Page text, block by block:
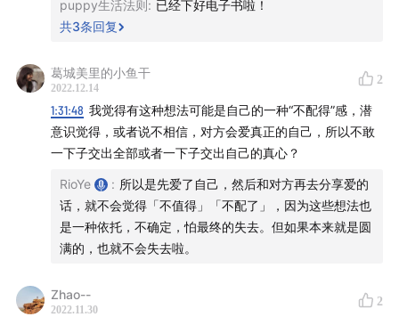
小病初愈的 Cen
07:12 对「贪婪的多巴胺」的初印象
作者介绍：丹尼尔·利伯曼「Daniel Z. Lieberman」
和 迈克 尔·E.朗「Michael E.Long」
【多巴胺是什么？】
多巴胺的迷思：多巴胺 = 快乐分子？
13:52 【老鼠和食物丸的实验：多巴胺的奖赏回路】
puppy生活法则: 已经下好电子书啦！
共3条回复
葛城美里的小鱼干
2022.12.14
2
1:31:48 我觉得有这种想法可能是自己的一种“不配得”感，潜
意识觉得，或者说不相信，对方会爱真正的自己，所以不敢
一下子交出全部或者一下子交出自己的真心？
RioYe : 所以是先爱了自己，然后和对方再去分享爱的
话，就不会觉得「不值得」「不配了」，因为这些想法也
是一种依托，不确定，怕最终的失去。但如果本来就是圆
满的，也就不会失去啦。
Zhao--
2022.11.30
2